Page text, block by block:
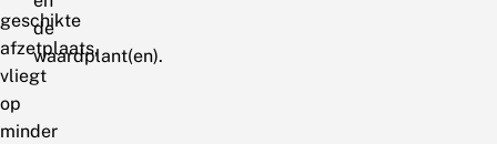
geschikte
afzetplaats,
vliegt
op
minder
de
waardplant(en).